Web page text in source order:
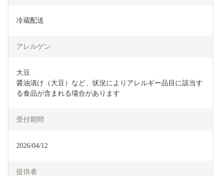
冷蔵配送
アレルゲン
大豆
醤油漬け（大豆）など、状況によりアレルギー品目に該当す
る食品が含まれる場合があります
受付期間
2026/04/12
提供者